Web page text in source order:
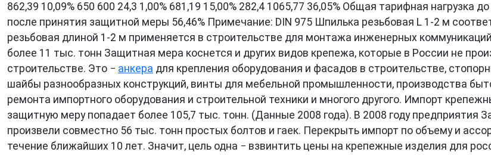
862,39 10,09% 650 600 24,3 1,00% 681,19 15,00% 282,4 1065,77 36,05% Общая тарифная
после принятия защитной меры 56,46% Примечание: DIN 975 Шпилька резьбовая L 1-2 м
резьбовая длиной 1-2 м применяется в строительстве для монтажа инженерных
более 11 тыс. тонн Защитная мера коснется и других видов крепежа, которые в России не
строительстве. Это − анкера для крепления оборудования и фасадов в строительстве,
шайбы разнообразных конструкций, винты для мебельной промышленности, производства
ремонта импортного оборудования и строительной техники и многого другого. Импорт
защитную меру попадает более 105,7 тыс. тонн. (Данные 2008 года). В 2008 году
произвели совместно 56 тыс. тонн простых болтов и гаек. Перекрыть импорт по объему и
течение ближайших 10 лет. Значит, цель одна − взвинтить цены на крепежные изделия для